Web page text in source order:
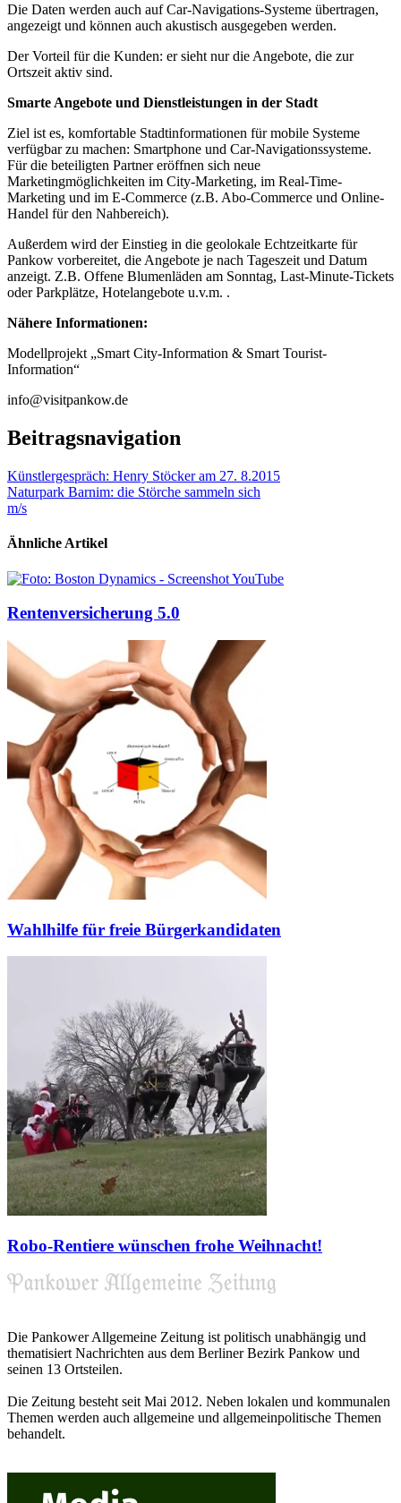
Die Daten werden auch auf Car-Navigations-Systeme übertragen,
angezeigt und können auch akustisch ausgegeben werden.
Der Vorteil für die Kunden: er sieht nur die Angebote, die zur
Ortszeit aktiv sind.
Smarte Angebote und Dienstleistungen in der Stadt
Ziel ist es, komfortable Stadtinformationen für mobile Systeme
verfügbar zu machen: Smartphone und Car-Navigationssysteme.
Für die beteiligten Partner eröffnen sich neue
Marketingmöglichkeiten im City-Marketing, im Real-Time-
Marketing und im E-Commerce (z.B. Abo-Commerce und Online-
Handel für den Nahbereich).
Außerdem wird der Einstieg in die geolokale Echtzeitkarte für
Pankow vorbereitet, die Angebote je nach Tageszeit und Datum
anzeigt. Z.B. Offene Blumenläden am Sonntag, Last-Minute-Tickets
oder Parkplätze, Hotelangebote u.v.m. .
Nähere Informationen:
Modellprojekt „Smart City-Information & Smart Tourist-
Information“
info@visitpankow.de
Beitragsnavigation
Künstlergespräch: Henry Stöcker am 27. 8.2015
Naturpark Barnim: die Störche sammeln sich
m/s
Ähnliche Artikel
Rentenversicherung 5.0
Wahlhilfe für freie Bürgerkandidaten
Robo-Rentiere wünschen frohe Weihnacht!
Die Pankower Allgemeine Zeitung ist politisch unabhängig und
thematisiert Nachrichten aus dem Berliner Bezirk Pankow und
seinen 13 Ortsteilen.
Die Zeitung besteht seit Mai 2012. Neben lokalen und kommunalen
Themen werden auch allgemeine und allgemeinpolitische Themen
behandelt.